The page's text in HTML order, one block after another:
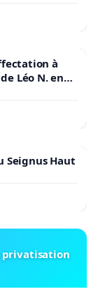
à
Léo N. en
Seignus Haut
privatisation